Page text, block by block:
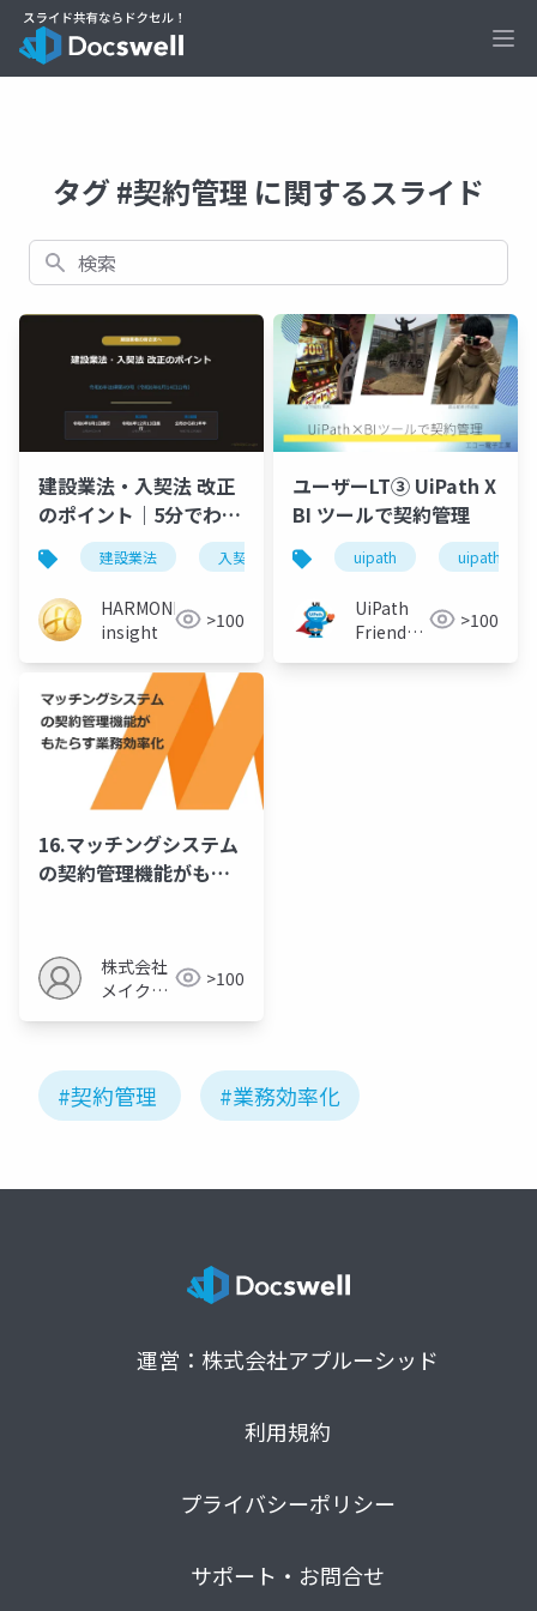
タグ #契約管理 に関するスライド
検索
建設業法・入契法 改正
のポイント｜5分でわか
る全体像建設業法 入契法 法改正 建設業
HARMONIC
insight
>100
ユーザーLT③ UiPath X
BI ツールで契約管理
uipath
UiPath
Friends
>100
16.マッチングシステム
の契約管理機能がもた
株式会社
メイクア
>100
#契約管理 #業務効率化
運営：株式会社アプルーシッド
利用規約
プライバシーポリシー
サポート・お問合せ